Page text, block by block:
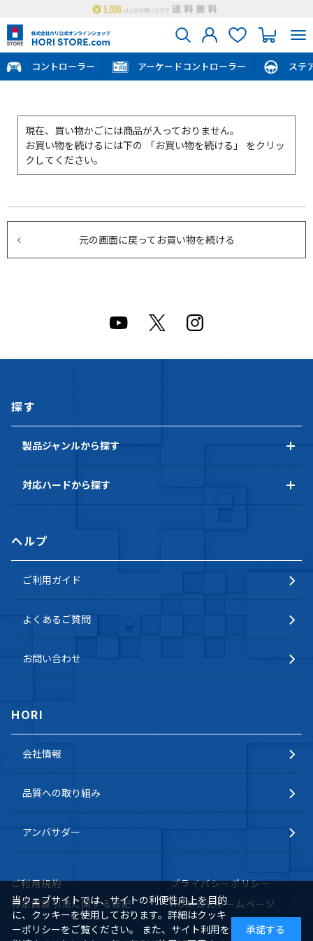
コントローラー アーケードコントローラー ステ
現在、買い物かごには商品が入っておりません。
お買い物を続けるには下の 「お買い物を続ける」 をクリッ
クしてください。
元の画面に戻ってお買い物を続ける
探す
製品ジャンルから探す
対応ハードから探す
ヘルプ
ご利用ガイド
よくあるご質問
お問い合わせ
HORI
会社情報
品質への取り組み
アンバサダー
ご利用規約
プライバシーポリシー
特定商取引法に関する表記
HORI公式ホームページ
当ウェブサイトでは、サイトの利便性向上を目的
に、クッキーを使用しております。詳細はクッキ
ーポリシーをご覧ください。 また、サイト利用を
承諾する